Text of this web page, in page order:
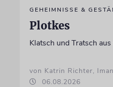
GEHEIMNISSE &
Plotkes
Klatsch und Tratsch
von Katrin Richter,
06.08.2026